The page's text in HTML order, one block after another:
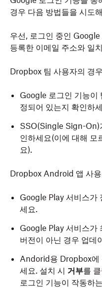
경우 다음 방법들을 시도
우선, 로그인 중인
등록한 이메일 주소와 일
Dropbox 팀 사용자의 경
Google 로그인 기능이
정되어 있는지 확인하
SSO(Single Sign-On)
인하세요(이에 대해 모
요).
Dropbox Android 앱 사
Google Play 서비스가
세요.
Google Play 서비스가
버전이 아닌 경우 업데
Andorid용 Dropbox에
세요. 설치 시 거부를
로그인 기능이 작동하